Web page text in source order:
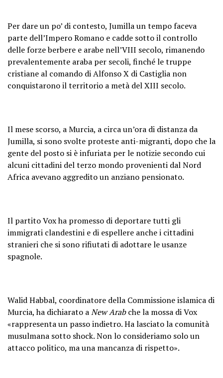
Per dare un po’ di contesto, Jumilla un tempo faceva
parte dell’Impero Romano e cadde sotto il controllo
delle forze berbere e arabe nell’VIII secolo, rimanendo
prevalentemente araba per secoli, finché le truppe
cristiane al comando di Alfonso X di Castiglia non
conquistarono il territorio a metà del XIII secolo.
Il mese scorso, a Murcia, a circa un’ora di distanza da
Jumilla, si sono svolte proteste anti-migranti, dopo che la
gente del posto si è infuriata per le notizie secondo cui
alcuni cittadini del terzo mondo provenienti dal Nord
Africa avevano aggredito un anziano pensionato.
Il partito Vox ha promesso di deportare tutti gli
immigrati clandestini e di espellere anche i cittadini
stranieri che si sono rifiutati di adottare le usanze
spagnole.
Walid Habbal, coordinatore della Commissione islamica di
Murcia, ha dichiarato aNew Arabche la mossa di Vox
«rappresenta un passo indietro. Ha lasciato la comunità
musulmana sotto shock. Non lo consideriamo solo un
attacco politico, ma una mancanza di rispetto».